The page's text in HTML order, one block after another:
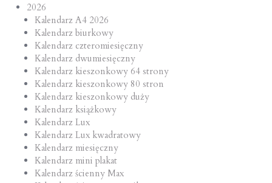
2026
Kalendarz A4 2026
Kalendarz biurkowy
Kalendarz czteromiesięczny
Kalendarz dwumiesięczny
Kalendarz kieszonkowy 64 strony
Kalendarz kieszonkowy 80 stron
Kalendarz kieszonkowy duży
Kalendarz książkowy
Kalendarz Lux
Kalendarz Lux kwadratowy
Kalendarz miesięczny
Kalendarz mini plakat
Kalendarz ścienny Max